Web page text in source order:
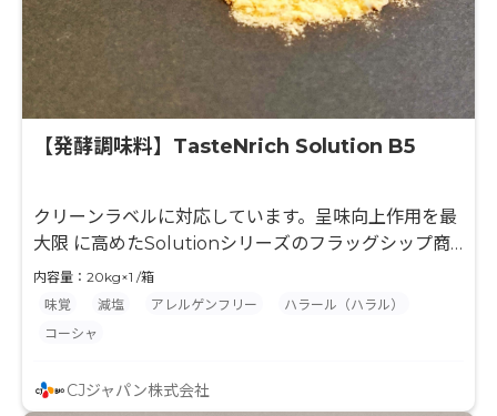
【発酵調味料】TasteNrich Solution B5
クリーンラベルに対応しています。呈味向上作用を最
大限 に高めたSolutionシリーズのフラッグシップ商
品です。
内容量：20kg×1 /箱
味覚
減塩 アレルゲンフリー
ハラール（ハラル）
コーシャ
CJジャパン株式会社